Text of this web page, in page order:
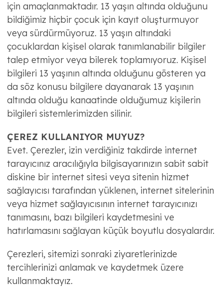
için amaçlanmaktadır. 13 yaşın altında olduğunu
bildiğimiz hiçbir çocuk için kayıt oluşturmuyor
veya sürdürmüyoruz. 13 yaşın altındaki
çocuklardan kişisel olarak tanımlanabilir bilgiler
talep etmiyor veya bilerek toplamıyoruz. Kişisel
bilgileri 13 yaşının altında olduğunu gösteren ya
da söz konusu bilgilere dayanarak 13 yaşının
altında olduğu kanaatinde olduğumuz kişilerin
bilgileri sistemlerimizden silinir.
ÇEREZ KULLANIYOR MUYUZ?
Evet. Çerezler, izin verdiğiniz takdirde internet
tarayıcınız aracılığıyla bilgisayarınızın sabit sabit
diskine bir internet sitesi veya sitenin hizmet
sağlayıcısı tarafından yüklenen, internet sitelerinin
veya hizmet sağlayıcısının internet tarayıcınızı
tanımasını, bazı bilgileri kaydetmesini ve
hatırlamasını sağlayan küçük boyutlu dosyalardır.
Çerezleri, sitemizi sonraki ziyaretlerinizde
tercihlerinizi anlamak ve kaydetmek üzere
kullanmaktayız.